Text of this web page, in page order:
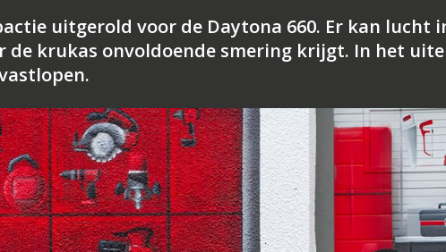
uitgerold voor de Daytona 660. Er kan lucht
de krukas onvoldoende smering krijgt. In het